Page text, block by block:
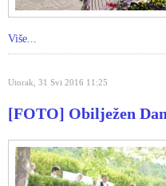
Više...
Utorak, 31 Svi 2016 11:25
[FOTO] Obilježen